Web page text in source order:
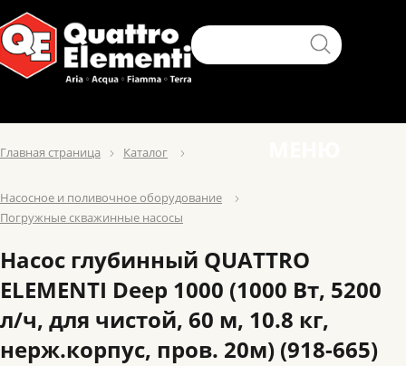
Главная страница Каталог
Насосное и поливочное оборудование
Погружные скважинные насосы
Насос глубинный QUATTRO
ELEMENTI Deep 1000 (1000 Вт, 5200
л/ч, для чистой, 60 м, 10.8 кг,
нерж.корпус, пров. 20м) (918-665)